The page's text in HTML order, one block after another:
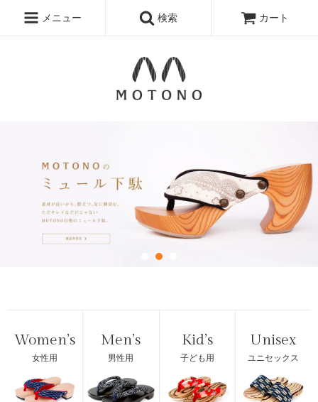
メニュー 検索 カート
Women’s
女性用
Men’s
男性用
Kid’s
子ども用
Unisex
ユニセックス